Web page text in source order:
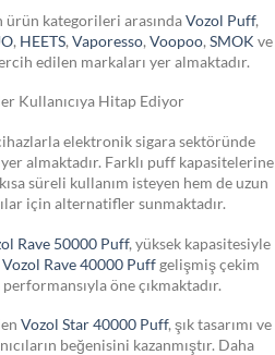
ürün kategorileri arasındaVozol Puff,
, HEETS, Vaporesso, Voopoo, SMOK ve
edilen markaları yer almaktadır.
Kullanıcıya Hitap Ediyor
elektronik sigara sektöründe
almaktadır. Farklı puff kapasitelerine
süreli kullanım isteyen hem de uzun
için alternatifler sunmaktadır.
Rave 50000 Puff, yüksek kapasitesiyle
Vozol Rave 40000 Puffgelişmiş çekim
öne çıkmaktadır.
Vozol Star 40000 Puff, şık tasarımı ve
beğenisini kazanmıştır. Daha